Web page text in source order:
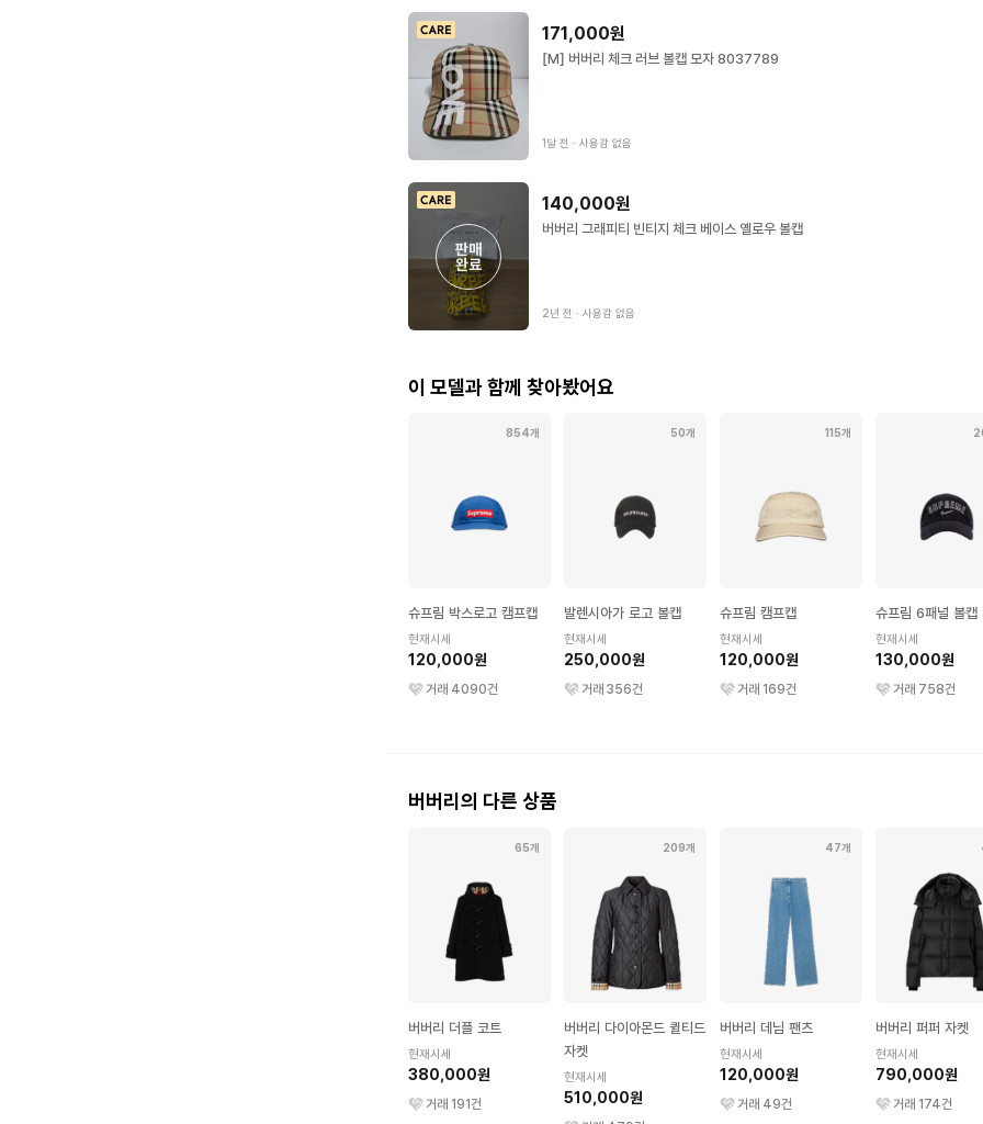
171,000원
[M] 버버리 체크 러브 볼캡 모자 8037789
1달 전 ∙ 사용감 없음
판매
완료
140,000원
버버리 그래피티 빈티지 체크 베이스 옐로우 볼캡
2년 전 ∙ 사용감 없음
이 모델과 함께 찾아봤어요
854개
슈프림 박스로고 캠프캡
현재시세
120,000원
거래 4090건
50개
발렌시아가 로고 볼캡
현재시세
250,000원
거래 356건
115개
슈프림 캠프캡
현재시세
120,000원
거래 169건
슈프림 6패널 볼캡
현재시세
130,000원
거래 758건
버버리의 다른 상품
65개
버버리 더플 코트
현재시세
380,000원
거래 191건
209개
버버리 다이아몬드 퀼티드
자켓
현재시세
510,000원
47개
버버리 데님 팬츠
현재시세
120,000원
거래 49건
버버리 퍼퍼 자켓
현재시세
790,000원
거래 174건